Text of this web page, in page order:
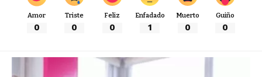
Amor
0
Triste
0
Feliz
0
Enfadado
1
Muerto
0
Guiño
0